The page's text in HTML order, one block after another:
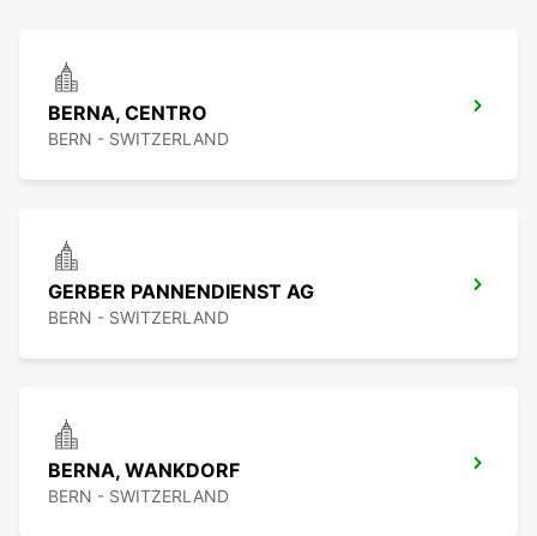
BERNA, CENTRO
BERN - SWITZERLAND
GERBER PANNENDIENST AG
BERN - SWITZERLAND
BERNA, WANKDORF
BERN - SWITZERLAND